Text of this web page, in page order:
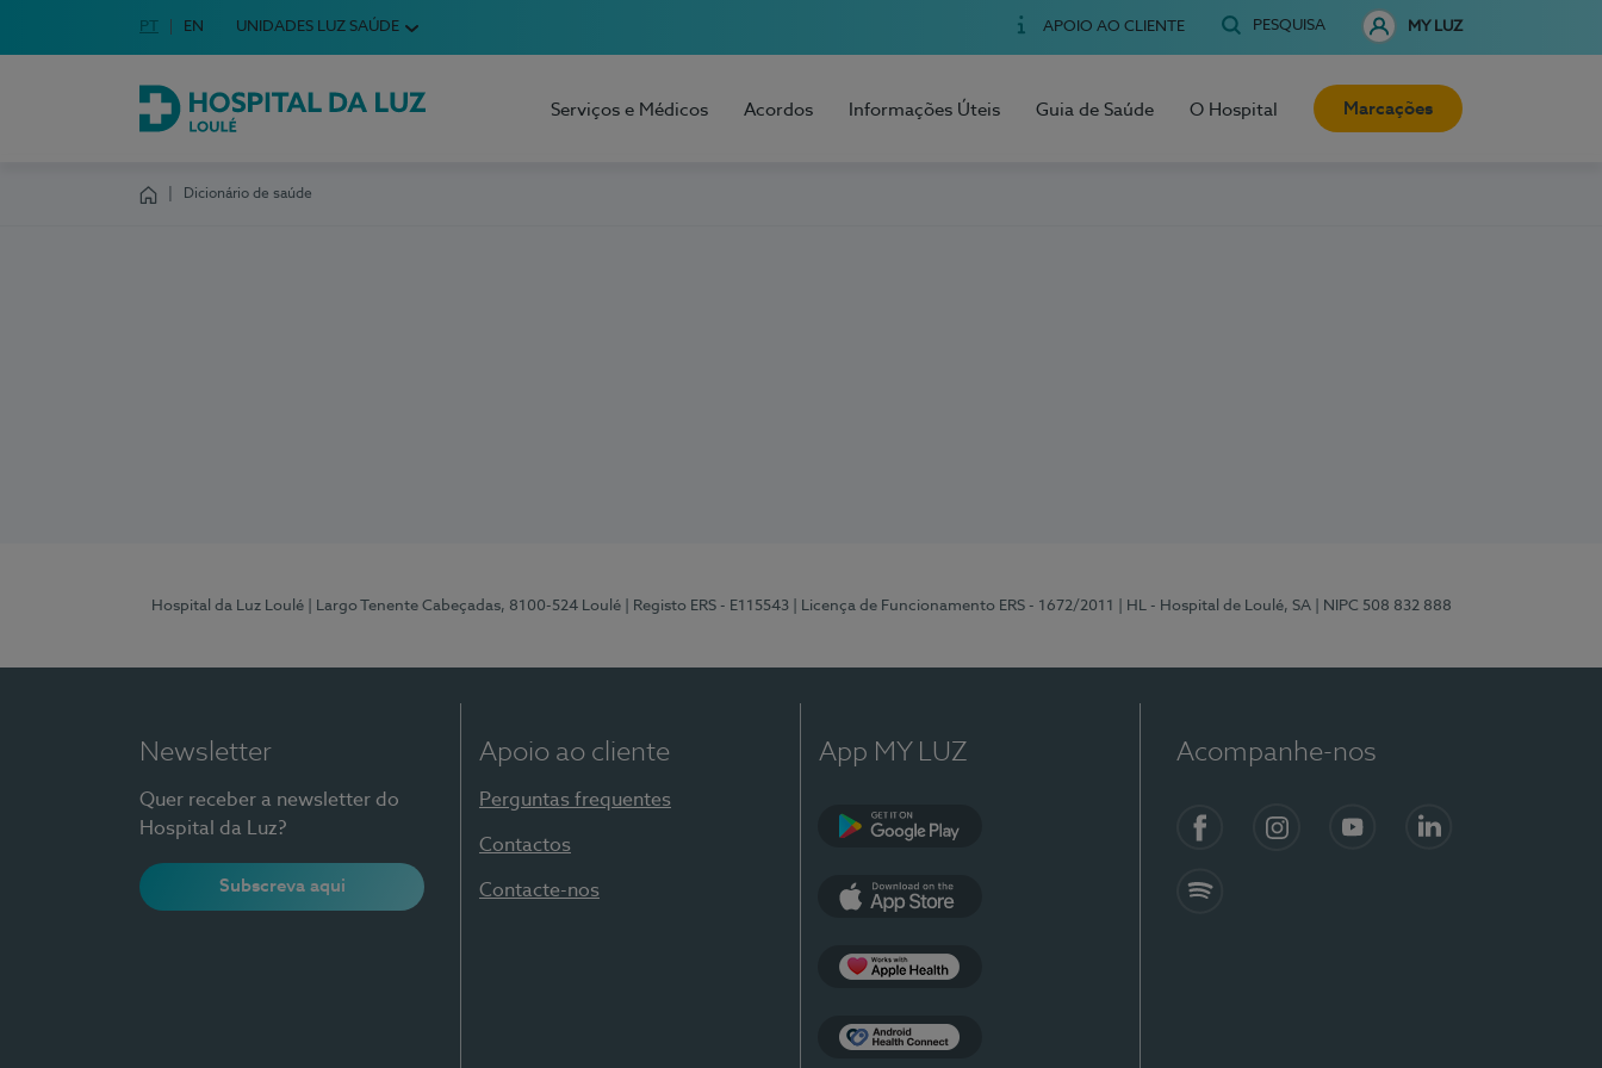
Escolha o seu idioma
Idioma em Português
PT English Language
EN UNIDADES LUZ SAÚDE APOIO AO CLIENTE PESQUISA MY LUZ
Hospital da Luz Loulé
Serviços e Médicos Acordos Informações Úteis Guia de Saúde O Hospital Marcações
Dicionário de saúde
Hospital da Luz Loulé | Largo Tenente Cabeçadas, 8100-524 Loulé | Registo ERS - E115543 | Licença de Funcionamento ERS - 1672/2011 | HL - Hospital de Loulé, SA | NIPC 508 832 888
Newsletter
Quer receber a newsletter do
Hospital da Luz?
Subscreva aqui
Apoio ao cliente
Perguntas frequentes
Contactos
Contacte-nos
App MY LUZ Acompanhe-nos